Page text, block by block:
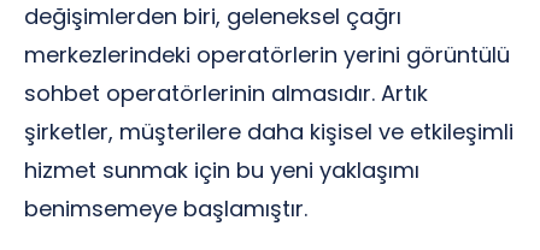
değişimlerden biri, geleneksel çağrı
merkezlerindeki operatörlerin yerini görüntülü
sohbet operatörlerinin almasıdır. Artık
şirketler, müşterilere daha kişisel ve etkileşimli
hizmet sunmak için bu yeni yaklaşımı
benimsemeye başlamıştır.